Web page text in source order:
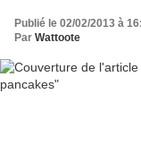
Publié le 02/02/2013 à
Par Wattoote